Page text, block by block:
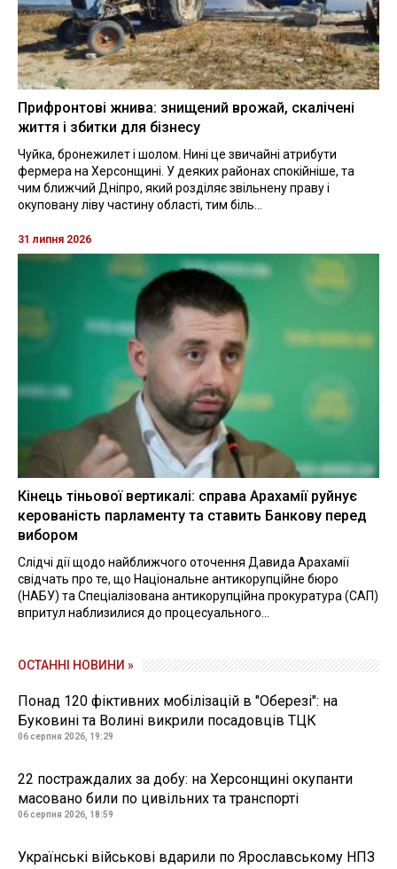
Прифронтові жнива: знищений врожай, скалічені
життя і збитки для бізнесу
Чуйка, бронежилет і шолом. Нині це звичайні атрибути
фермера на Херсонщині. У деяких районах спокійніше, та
чим ближчий Дніпро, який розділяє звільнену праву і
окуповану ліву частину області, тим біль...
31 липня 2026
Кінець тіньової вертикалі: справа Арахамії руйнує
керованість парламенту та ставить Банкову перед
вибором
Слідчі дії щодо найближчого оточення Давида Арахамії
свідчать про те, що Національне антикорупційне бюро
(НАБУ) та Спеціалізована антикорупційна прокуратура (САП)
впритул наблизилися до процесуального...
ОСТАННІ НОВИНИ »
Понад 120 фіктивних мобілізацій в "Оберезі": на
Буковині та Волині викрили посадовців ТЦК
06 серпня 2026, 19:29
22 постраждалих за добу: на Херсонщині окупанти
масовано били по цивільних та транспорті
06 серпня 2026, 18:59
Українські військові вдарили по Ярославському НПЗ